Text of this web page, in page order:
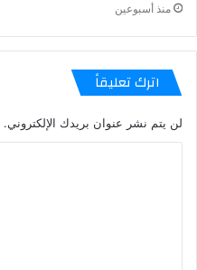
منذ أسبوعين
اترك تعليقاً
لن يتم نشر عنوان بريدك الإلكتروني.